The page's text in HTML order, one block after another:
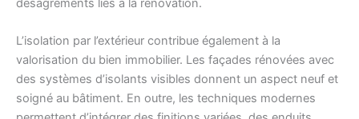
désagréments liés à la rénovation.
L’isolation par l’extérieur contribue également à la
valorisation du bien immobilier. Les façades rénovées avec
des systèmes d’isolants visibles donnent un aspect neuf et
soigné au bâtiment. En outre, les techniques modernes